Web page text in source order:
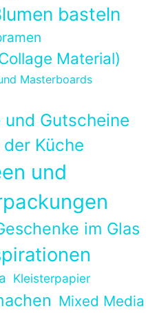
basteln
Material)
Masterboards
Gutscheine
Küche
und
im Glas
Kleisterpapier
Mixed Media